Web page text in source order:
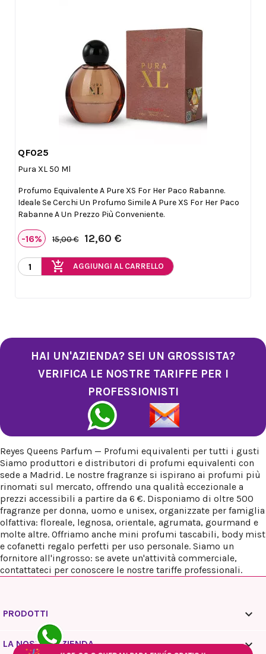
QF025
Pura XL 50 Ml
Profumo Equivalente A Pure XS For Her Paco Rabanne.
Ideale Se Cerchi Un Profumo Simile A Pure XS For Her Paco
Rabanne A Un Prezzo Più Conveniente.
-16% 15,00 € 12,60 €
add_shopping_cart AGGIUNGI AL CARRELLO
HAI UN'AZIENDA? SEI UN GROSSISTA?
VERIFICA LE NOSTRE TARIFFE PER I
PROFESSIONISTI
Reyes Queens Parfum — Profumi equivalenti per tutti i gusti
Siamo produttori e distributori di profumi equivalenti con
sede a Madrid. Le nostre fragranze si ispirano ai profumi più
rinomati sul mercato, offrendo una qualità eccezionale a
prezzi accessibili a partire da 6 €. Disponiamo di oltre 500
fragranze per donna, uomo e unisex, organizzate per famiglia
olfattiva: floreale, legnosa, orientale, agrumata, gourmand e
molte altre. Offriamo anche mini profumi tascabili, body mist
e cofanetti regalo perfetti per uso personale. Siamo un
fornitore all'ingrosso: se avete un'attività commerciale,
contattateci per conoscere le nostre tariffe professionali.
PRODOTTI 
LA NOSTRA AZIENDA 